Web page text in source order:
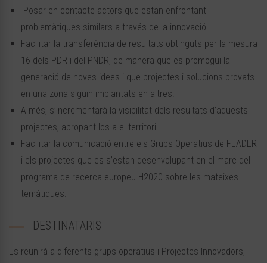
Posar en contacte actors que estan enfrontant
problemàtiques similars a través de la innovació.
Facilitar la transferència de resultats obtinguts per la mesura
16 dels PDR i del PNDR, de manera que es promogui la
generació de noves idees i que projectes i solucions provats
en una zona siguin implantats en altres.
A més, s’incrementarà la visibilitat dels resultats d’aquests
projectes, apropant-los a el territori.
Facilitar la comunicació entre els Grups Operatius de FEADER
i els projectes que es s’estan desenvolupant en el marc del
programa de recerca europeu H2020 sobre les mateixes
temàtiques.
DESTINATARIS
Es reunirà a diferents grups operatius i Projectes Innovadors,